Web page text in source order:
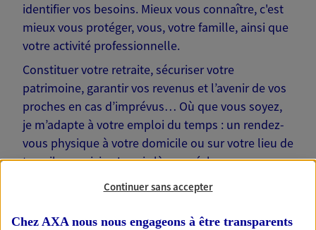
identifier vos besoins. Mieux vous connaître, c'est
mieux vous protéger, vous, votre famille, ainsi que
votre activité professionnelle.
Constituer votre retraite, sécuriser votre
patrimoine, garantir vos revenus et l’avenir de vos
proches en cas d’imprévus… Où que vous soyez,
je m’adapte à votre emploi du temps : un rendez-
vous physique à votre domicile ou sur votre lieu de
travail, une visio. Je suis là pour échanger avec
Continuer sans accepter
Chez AXA nous nous engageons à être transparents